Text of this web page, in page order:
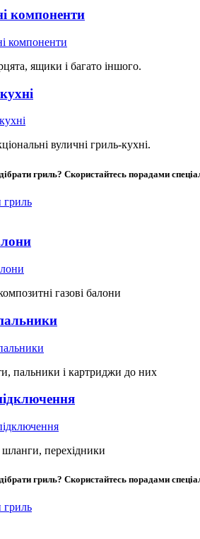
компоненти
ящики і багато іншого.
вуличні гриль-кухні.
гриль? Скористайтесь порадами
гриль
газові балони
пальники і картриджи до них
перехідники
гриль? Скористайтесь порадами
гриль